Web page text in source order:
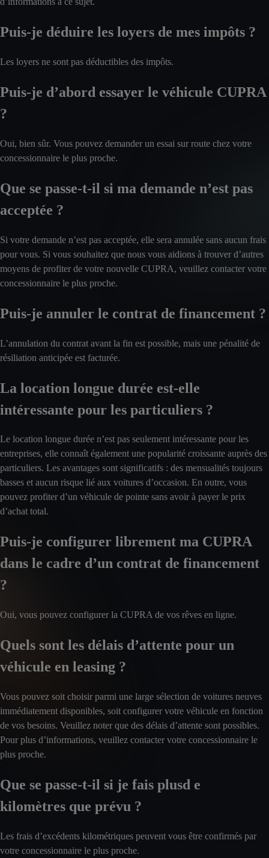
Puis-je déduire les loyers de mes impôts ?
Les loyers ne sont pas déductibles des impôts.
Puis-je d’abord essayer le véhicule CUPRA
?
Oui, bien sûr. Vous pouvez demander un essai sur route chez votre
concessionnaire le plus proche.
Que se passe-t-il si ma demande n’est pas
acceptée ?
Si votre demande n’est pas acceptée, elle sera annulée sans aucun frais
pour vous. Si vous souhaitez que nous vous aidions à trouver d’autres
moyens de profiter de votre nouvelle CUPRA, veuillez contacter votre
concessionnaire le plus proche.
Puis-je annuler le contrat de financement ?
L’annulation du contrat avant la fin est possible, mais une pénalité de
résiliation anticipée est facturée.
La location longue durée est-elle
intéressante pour les particuliers ?
Le location longue durée n’est pas seulement intéressante pour les
entreprises, elle connaît également une popularité croissante auprès des
particuliers. Les avantages sont significatifs : des mensualités toujours
basses et aucun risque lié aux voitures d’occasion. En outre, vous
pouvez profiter d’un véhicule de pointe sans avoir à payer le prix
d’achat total.
Puis-je configurer librement ma CUPRA
dans le cadre d’un contrat de financement
?
Oui, vous pouvez configurer la CUPRA de vos rêves en ligne.
Quels sont les délais d’attente pour un
véhicule en leasing ?
Vous pouvez soit choisir parmi une large sélection de voitures neuves
immédiatement disponibles, soit configurer votre véhicule en fonction
de vos besoins. Veuillez noter que des délais d’attente sont possibles.
Pour plus d’informations, veuillez contacter votre concessionnaire le
plus proche.
Que se passe-t-il si je fais plusd e
kilomètres que prévu ?
Les frais d’excédents kilométriques peuvent vous être confirmés par
votre concessionnaire le plus proche.